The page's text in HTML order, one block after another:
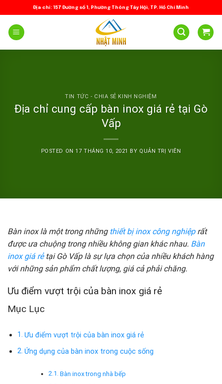
to
content
Địa chỉ: 157 Đường số 1, Phường Thông Tây Hội, TP. Hồ Chí Minh
TIN TỨC - CHIA SẺ KINH NGHIỆM
Địa chỉ cung cấp bàn inox giá rẻ tại Gò
Vấp
POSTED ON17 THÁNG 10, 2021 BY QUẢN TRỊ VIÊN
Bàn inox là một trong những thiết bị inox công nghiệprất
được ưa chuộng trong nhiều không gian khác nhau. Bàn
inox giá rẻtại Gò Vấp là sự lựa chọn của nhiều khách hàng
với những sản phẩm chất lượng, giá cả phải chăng.
Ưu điểm vượt trội của bàn inox giá rẻ
Mục Lục
Ưu điểm vượt trội của bàn inox giá rẻ
Ứng dụng của bàn inox trong cuộc sống
Bàn inox trong nhà bếp